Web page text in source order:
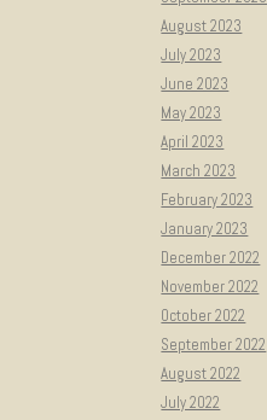
August 2023
July 2023
June 2023
May 2023
April 2023
March 2023
February 2023
January 2023
December 2022
November 2022
October 2022
September 2022
August 2022
July 2022